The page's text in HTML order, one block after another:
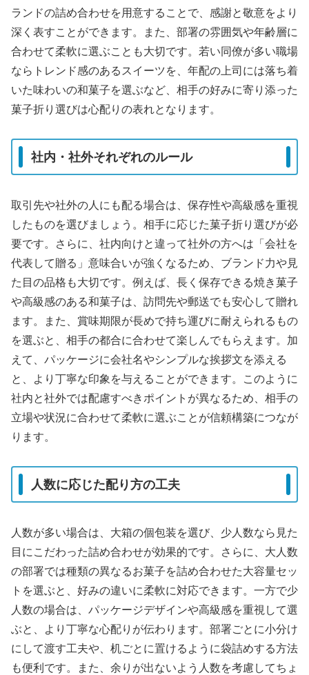
ランドの詰め合わせを用意することで、感謝と敬意をより
深く表すことができます。また、部署の雰囲気や年齢層に
合わせて柔軟に選ぶことも大切です。若い同僚が多い職場
ならトレンド感のあるスイーツを、年配の上司には落ち着
いた味わいの和菓子を選ぶなど、相手の好みに寄り添った
菓子折り選びは心配りの表れとなります。
社内・社外それぞれのルール
取引先や社外の人にも配る場合は、保存性や高級感を重視
したものを選びましょう。相手に応じた菓子折り選びが必
要です。さらに、社内向けと違って社外の方へは「会社を
代表して贈る」意味合いが強くなるため、ブランド力や見
た目の品格も大切です。例えば、長く保存できる焼き菓子
や高級感のある和菓子は、訪問先や郵送でも安心して贈れ
ます。また、賞味期限が長めで持ち運びに耐えられるもの
を選ぶと、相手の都合に合わせて楽しんでもらえます。加
えて、パッケージに会社名やシンプルな挨拶文を添える
と、より丁寧な印象を与えることができます。このように
社内と社外では配慮すべきポイントが異なるため、相手の
立場や状況に合わせて柔軟に選ぶことが信頼構築につなが
ります。
人数に応じた配り方の工夫
人数が多い場合は、大箱の個包装を選び、少人数なら見た
目にこだわった詰め合わせが効果的です。さらに、大人数
の部署では種類の異なるお菓子を詰め合わせた大容量セッ
トを選ぶと、好みの違いに柔軟に対応できます。一方で少
人数の場合は、パッケージデザインや高級感を重視して選
ぶと、より丁寧な心配りが伝わります。部署ごとに小分け
にして渡す工夫や、机ごとに置けるように袋詰めする方法
も便利です。また、余りが出ないよう人数を考慮してちょ